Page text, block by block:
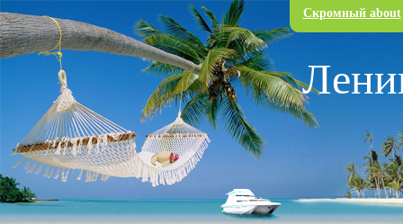
Перейти к основному содержанию Скромный about